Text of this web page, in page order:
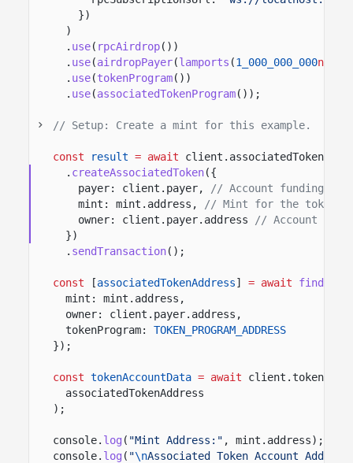
})
)
. use( rpcAirdrop())
. use(airdropPayer(lamports (1_000_000_000n
. use(tokenProgram())
. use(associatedTokenProgram()) ;
// Setup: Create a mint for this example.
const result = await
. createAssociatedToken({
payer: client.payer,
// Account funding
mint: mint.address,
// Mint for the token
owner: client.payer.address
// Account that
})
. sendTransaction();
const [associatedTokenAddress] = await
mint: mint.address,
owner: client.payer.address,
tokenProgram:
TOKEN_PROGRAM_ADDRESS
});
const tokenAccountData = await
associatedTokenAddress
);
console. log ( "Mint Address:" , mint.address);
console. log ( "\nAssociated Token Account